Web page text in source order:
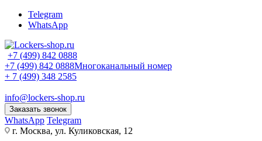
Telegram
WhatsApp
+7 (499) 842 0888
+7 (499) 842 0888Многоканальный номер
+ 7 (499) 348 2585
info@lockers-shop.ru
Заказать звонок
WhatsApp Telegram
г. Москва, ул. Куликовская, 12